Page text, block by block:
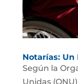
Notarías: Un
Según la
Unidas